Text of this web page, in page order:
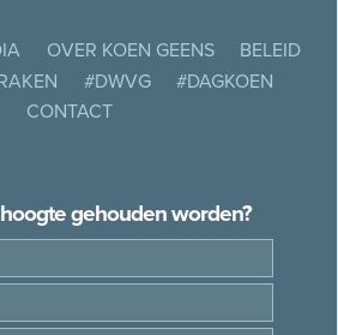
OVER KOEN GEENS
BELEID
#DWVG
#DAGKOEN
CONTACT
gehouden worden?